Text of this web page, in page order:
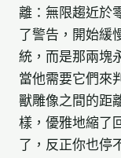
離：無限趨近於
了警告，開始緩
統，而是那兩塊
當他需要它們來
獸雕像之間的距
樣，優雅地縮了
了，反正你也停